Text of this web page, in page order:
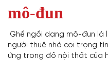
mô-đun
Ghế ngồi dạng mô-đun là
người thuê nhà coi trọng
ứng trong đồ nội thất của